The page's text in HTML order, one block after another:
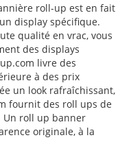
roll-up est en fait
display spécifique.
qualité en vrac, vous
des displays
livre des
à des prix
un look rafraîchissant,
fournit des roll ups de
Un roll up banner
originale, à la